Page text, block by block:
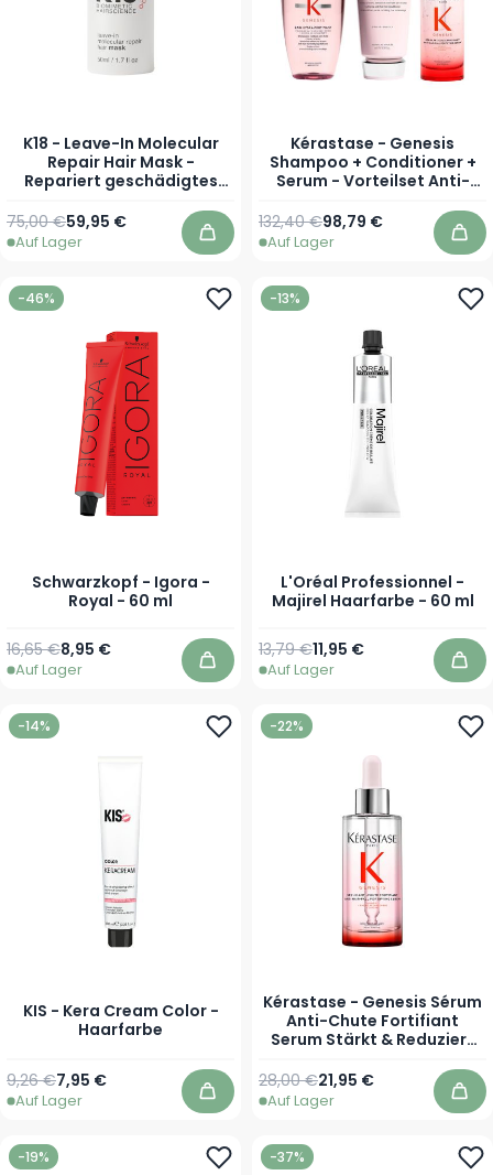
K18 - Leave-In Molecular
Repair Hair Mask -
Repariert geschädigtes
ml
Sonderpreis
59,95 €
Regulärer Preis
75,00 €
Auf Lager In den Warenkorb
Kérastase - Genesis
Shampoo + Conditioner +
Serum - Vorteilset Anti-
98,79 €
132,40 €
Auf Lager In
-46%
Schwarzkopf - Igora -
Royal - 60 ml
Ab
8,95 €
Regulärer Preis
16,65 €
Auf Lager In den Warenkorb
-13%
L'Oréal Professionnel -
Majirel Haarfarbe - 60 ml
Ab
11,95 €
Regulärer Preis
13,79 €
Auf Lager In
-14%
KIS - Kera Cream Color -
Haarfarbe
Ab
7,95 €
Regulärer Preis
9,26 €
Auf Lager In den Warenkorb
-22%
Kérastase - Genesis Sérum
Anti-Chute Fortifiant
Serum Stärkt & Reduziert
Haarausfall
Ab
21,95 €
Regulärer Preis
28,00 €
Auf Lager In
-19% -37%